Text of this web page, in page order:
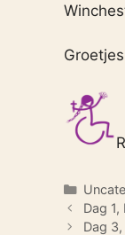
Dag 1,
Dag